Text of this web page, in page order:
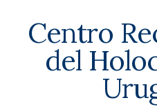
Centro
del